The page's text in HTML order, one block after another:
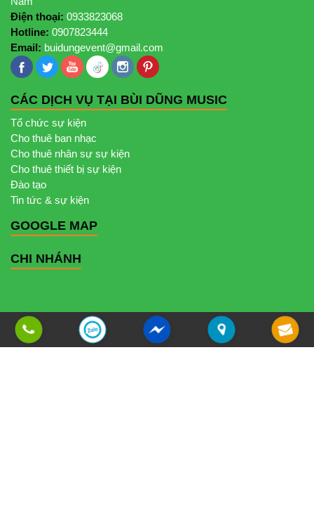
Điện thoại: 0933823068
Hotline: 0907823444
Email: buidungevent@gmail.com
CÁC DỊCH VỤ TẠI BÙI DŨNG MUSIC
Tổ chức sự kiện
Cho thuê ban nhạc
Cho thuê nhân sự sự kiện
Cho thuê thiết bị sự kiện
Đào tạo
Tin tức & sự kiện
GOOGLE MAP
CHI NHÁNH